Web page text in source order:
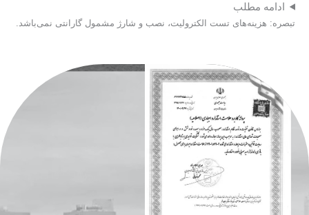
ادامه مطلب
تبصره: هزينه‌های تست الكتروليت، نصب و شارژ مشمول گارانتی نمی‌باشد.